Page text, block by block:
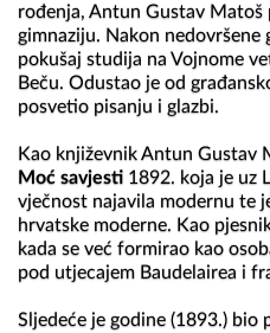
rođenja, Antun Gustav Matoš
gimnaziju. Nakon nedovršene
pokušaj studija na Vojnome
Beču. Odustao je od
posvetio pisanju i glazbi.
Moć savjesti 1892. koja je uz
vječnost najavila modernu te
hrvatske moderne. Kao
kada se već formirao kao
pod utjecajem Baudelairea i
Sljedeće je godine (1893.) bio